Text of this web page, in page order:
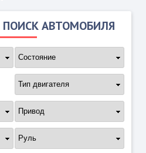
АВТОМОБИЛЯ